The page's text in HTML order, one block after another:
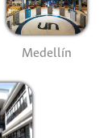
Medellín